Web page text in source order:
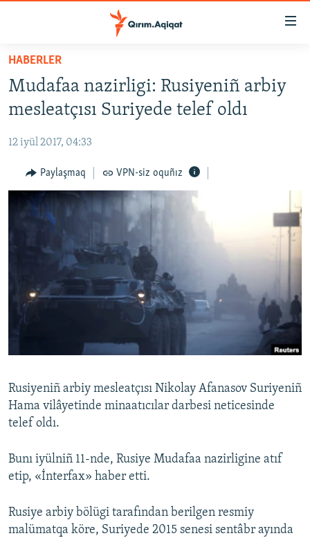
Esas
qaytmaq
Baş
qaytmaq
qaytmaq
HABERLER
SİYASET
İQTİSADİYAT
CEMİYET
MEDENİYET
İNSAN AQLARI
VİDEO
SÜRET
FİKİR
Русский
Українською
QOŞULIÑIZ!
RFE/RS bütün saytları
HABERLER
Mudafaa nazirligi: Rusiyeniñ arbiy
mesleatçısı Suriyede telef oldı
12 iyül 2017, 04:33
Paylaşmaq VPN-siz oquñız
Rusiyeniñ arbiy mesleatçısı Nikolay Afanasov Suriyeniñ
Hama vilâyetinde minaatıcılar darbesi neticesinde
telef oldı.
Bunı iyülniñ 11-nde, Rusiye Mudafaa nazirligine atıf
etip, «İnterfax» haber etti.
Rusiye arbiy bölügi tarafından berilgen resmiy
malümatqa köre, Suriyede 2015 senesi sentâbr ayında